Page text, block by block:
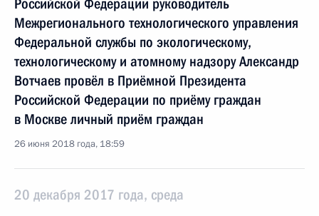
Российской Федерации руководитель
Межрегионального технологического управления
Федеральной службы по экологическому,
технологическому и атомному надзору Александр
Вотчаев провёл в Приёмной Президента
Российской Федерации по приёму граждан
в Москве личный приём граждан
26 июня 2018 года, 18:59
20 декабря 2017 года, среда